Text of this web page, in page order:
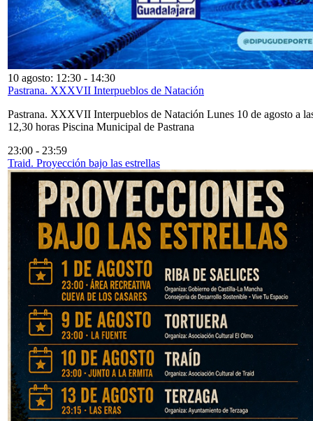
10 agosto: 12:30 - 14:30
Pastrana. XXXVII Interpueblos de Natación
Pastrana. XXXVII Interpueblos de Natación Lunes 10 de agosto a
12,30 horas Piscina Municipal de Pastrana
23:00 - 23:59
Traid. Proyección bajo las estrellas